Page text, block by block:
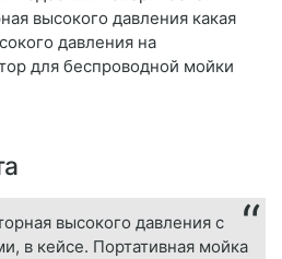
высокого давления какая
давления на
для беспроводной мойки
высокого давления с
в кейсе. Портативная мойка